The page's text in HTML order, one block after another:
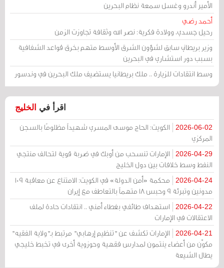
الأمير أندرو وغسل سمعة نظام البحرين
أحمد رضي
رحيل جسدي، وولادة فكرية: نصر الله وثقافة تجاوزت الزمن
وزير بريطاني سابق لشؤون الشرق الأوسط متهم بخرق قواعد الشفافية
بسبب دور استشاري في البحرين
وسط انتقادات للزيارة .. ملك بريطانيا يستضيف ملك البحرين في وندسور
اقرأ في الخليج
2026-06-02
الكويت: الحاج موسى المسري شهيداً مظلومًا بالسجن
المركزي
2026-04-29
الإمارات تنسحب من أوبك في ضربة قوية لتحالف منتجي
النفط وسط خلافات بين دول الخليج
2026-04-24
محكمة «أمن الدولة» في الكويت: الامتناع عن معاقبة 109
مدونين وتبرئة 9 وحبس 18 متهماً بالتعاطف مع إيران
2026-04-22
استهداف طائفي بغطاء أمني .. انتقادات حادة لملف
الاعتقالات في الإمارات
2026-04-21
الإمارات تكشف عن "تنظيم إرهابي" مرتبط بـ"ولاية الفقيه"
مكوّن من أعضاء ينتمون لمدارس فقهية وحوزوية أخرى في تخبط خليجي
يطال الشيعة